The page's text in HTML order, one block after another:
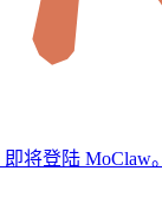
将登陆 MoClaw。